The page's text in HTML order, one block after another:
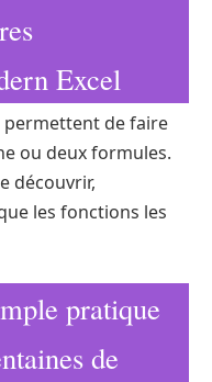
Excel
permettent de faire
ou deux formules.
découvrir,
les fonctions les
pratique
de